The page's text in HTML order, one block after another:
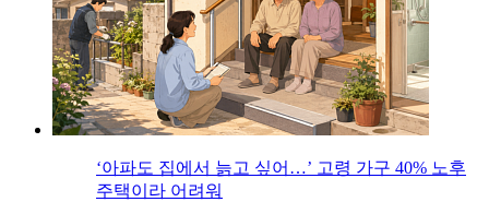
‘아파도 집에서 늙고 싶어…’ 고령 가구 40% 노후
주택이라 어려워